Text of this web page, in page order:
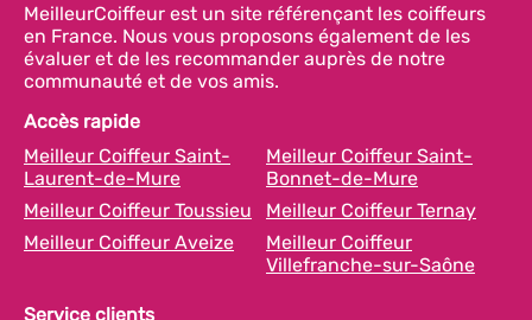
MeilleurCoiffeur est un site référençant les coiffeurs
en France. Nous vous proposons également de les
évaluer et de les recommander auprès de notre
communauté et de vos amis.
Accès rapide
Meilleur Coiffeur Saint-
Laurent-de-Mure
Meilleur Coiffeur Saint-
Bonnet-de-Mure
Meilleur Coiffeur Toussieu
Meilleur Coiffeur Ternay
Meilleur Coiffeur Aveize
Meilleur Coiffeur
Villefranche-sur-Saône
Service clients